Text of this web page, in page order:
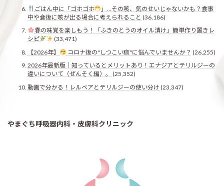
ごはん中に「ゴホゴホ
」…その咳、気のせいじゃないかも？食事
中や食後に咳が出る場合に考えられること (36,186)
春の味覚を楽しもう！「ふきのとうのオイル漬け」簡単作り置きレ
シピ
(33,471)
【2026年】
コロナ後の"しつこい痰"に悩んでいませんか？ (26,255)
2026年最新版｜知っているとメリットあり！エナジアとテリルジーの
違いについて（ぜんそく編）。
(25,352)
動画で分かる！レルベアとテリルジーの使い分け (23,347)
やまぐち呼吸器内科・皮膚科クリニック